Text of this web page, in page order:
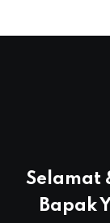
Selamat
Bapak